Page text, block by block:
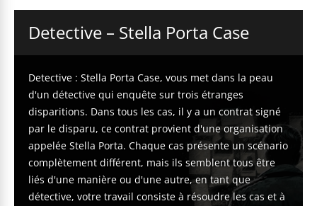
Detective – Stella Porta Case
Detective : Stella Porta Case, vous met dans la peau
d'un détective qui enquête sur trois étranges
disparitions. Dans tous les cas, il y a un contrat signé
par le disparu, ce contrat provient d'une organisation
appelée Stella Porta. Chaque cas présente un scénario
complètement différent, mais ils semblent tous être
liés d'une manière ou d'une autre, en tant que
détective, votre travail consiste à résoudre les cas et à